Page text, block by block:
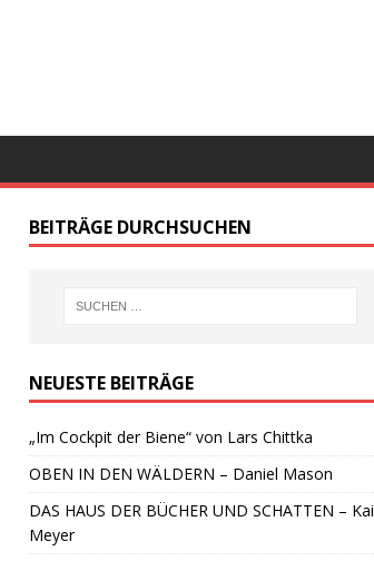
BEITRÄGE DURCHSUCHEN
NEUESTE BEITRÄGE
„Im Cockpit der Biene“ von Lars Chittka
OBEN IN DEN WÄLDERN – Daniel Mason
DAS HAUS DER BÜCHER UND SCHATTEN – Kai
Meyer